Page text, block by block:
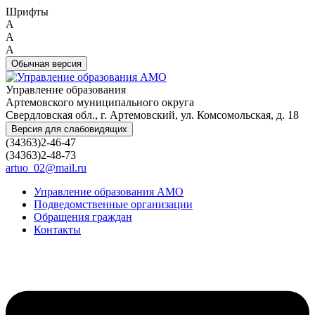
Шрифты
A
A
A
Обычная версия
Управление образования
Артемовского муниципального округа
Свердловская обл., г. Артемовский, ул. Комсомольская, д. 18
Версия для слабовидящих
(34363)2-46-47
(34363)2-48-73
artuo_02@mail.ru
Управление образования АМО
Подведомственные организации
Обращения граждан
Контакты